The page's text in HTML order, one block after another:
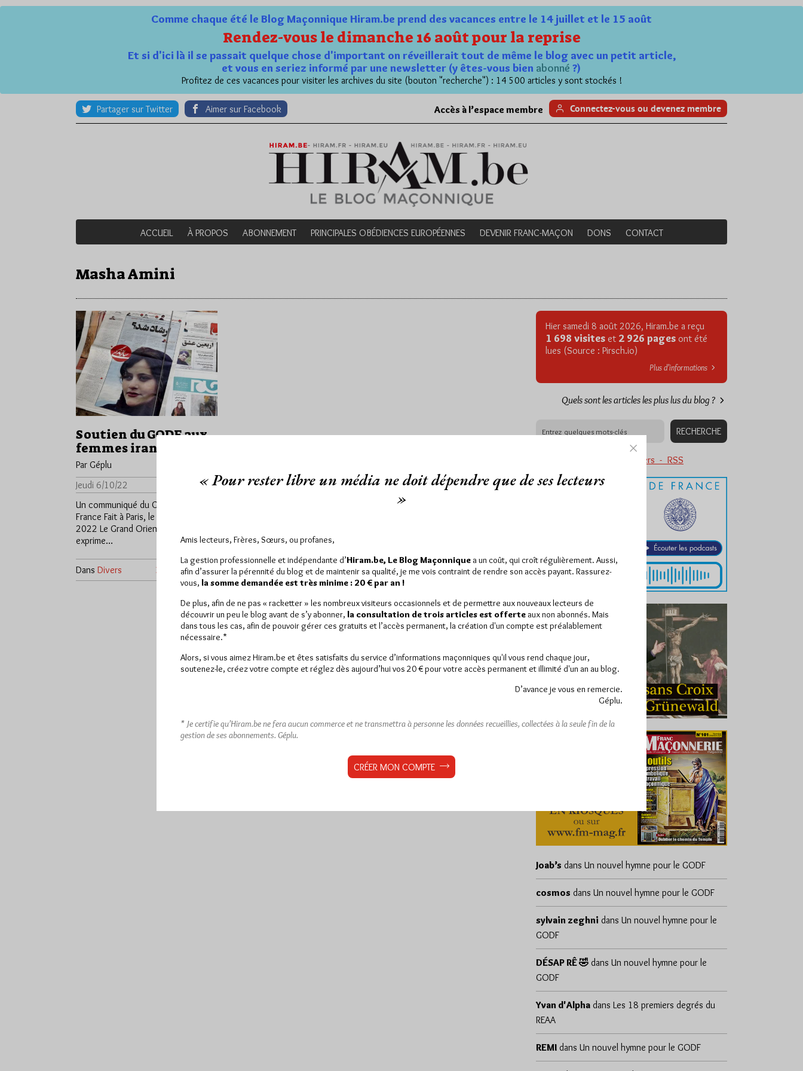
Comme chaque été le Blog Maçonnique Hiram.be prend des vacances entre le 14 juillet et le 15 août
Rendez-vous le dimanche 16 août pour la reprise
Et si d'ici là il se passait quelque chose d'important on réveillerait tout de même le blog avec un petit article,
et vous en seriez informé par une newsletter (y êtes-vous bien abonné ?)
Profitez de ces vacances pour visiter les archives du site (bouton "recherche") : 14 500 articles y sont stockés !
Partager sur Twitter Aimer sur Facebook Accès à l’espace membre Connectez-vous ou devenez membre
ACCUEIL À PROPOS ABONNEMENT PRINCIPALES OBÉDIENCES EUROPÉENNES DEVENIR FRANC-MAÇON DONS CONTACT
Masha Amini
Soutien du GODF aux
femmes iraniennes
Par Géplu
Jeudi 6/10/22
Lu 301 fois
Un communiqué du Grand Orient de
France Fait à Paris, le 5 octobre
2022 Le Grand Orient de France
exprime…
Dans Divers 3 commentaires
Hier samedi 8 août 2026, Hiram.be a reçu
1 698 visites et 2 926 pages ont été
lues (Source : Pirsch.io)
Plus d’informations
Quels sont les articles les plus lus du blog ?
Abonnement aux Newsletters - RSS
Joab’s dans Un nouvel hymne pour le GODF
cosmos dans Un nouvel hymne pour le GODF
sylvain zeghni dans Un nouvel hymne pour le
GODF
DÉSAP RÊ 🤣 dans Un nouvel hymne pour le
GODF
Yvan d'Alpha dans Les 18 premiers degrés du
REAA
REMI dans Un nouvel hymne pour le GODF
« Pour rester libre un média ne doit dépendre que de ses lecteurs
»
Amis lecteurs, Frères, Sœurs, ou profanes,
La gestion professionnelle et indépendante d’Hiram.be, Le Blog Maçonnique a un coût, qui croît régulièrement. Aussi,
afin d’assurer la pérennité du blog et de maintenir sa qualité, je me vois contraint de rendre son accès payant. Rassurez-
vous, la somme demandée est très minime : 20 € par an !
De plus, afin de ne pas « racketter » les nombreux visiteurs occasionnels et de permettre aux nouveaux lecteurs de
découvrir un peu le blog avant de s’y abonner, la consultation de trois articles est offerte aux non abonnés. Mais
dans tous les cas, afin de pouvoir gérer ces gratuits et l’accès permanent, la création d'un compte est préalablement
nécessaire.*
Alors, si vous aimez Hiram.be et êtes satisfaits du service d’informations maçonniques qu'il vous rend chaque jour,
soutenez-le, créez votre compte et réglez dès aujourd’hui vos 20 € pour votre accès permanent et illimité d'un an au blog.
D’avance je vous en remercie.
Géplu.
* Je certifie qu’Hiram.be ne fera aucun commerce et ne transmettra à personne les données recueillies, collectées à la seule fin de la
gestion de ses abonnements. Géplu.
CRÉER MON COMPTE